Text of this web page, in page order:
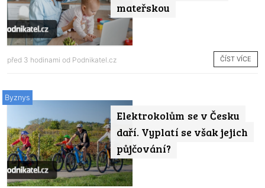
mateřskou
před 3 hodinami od Podnikatel.cz ČÍST VÍCE
Elektrokolům se v Česku
daří. Vyplatí se však jejich
půjčování?
Byznys